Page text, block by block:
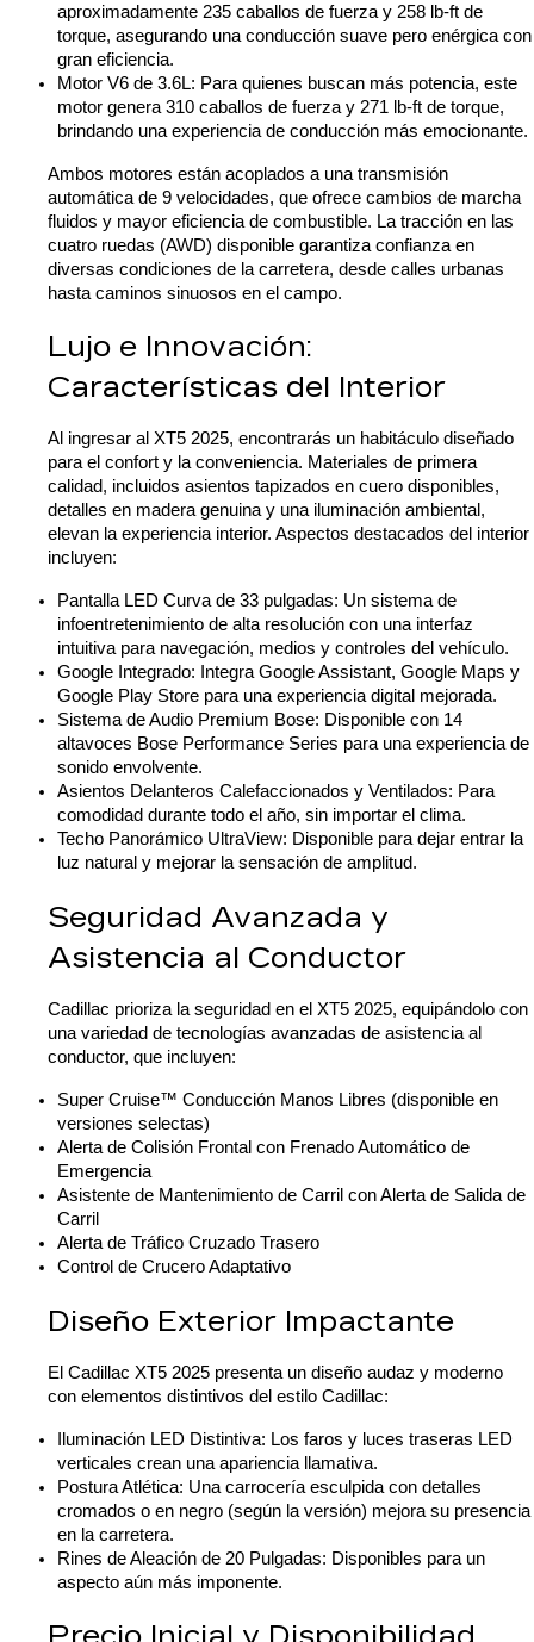
aproximadamente 235 caballos de fuerza y 258 lb-ft de
torque, asegurando una conducción suave pero enérgica con
gran eficiencia.
Motor V6 de 3.6L: Para quienes buscan más potencia, este
motor genera 310 caballos de fuerza y 271 lb-ft de torque,
brindando una experiencia de conducción más emocionante.
Ambos motores están acoplados a una transmisión
automática de 9 velocidades, que ofrece cambios de marcha
fluidos y mayor eficiencia de combustible. La tracción en las
cuatro ruedas (AWD) disponible garantiza confianza en
diversas condiciones de la carretera, desde calles urbanas
hasta caminos sinuosos en el campo.
Lujo e Innovación:
Características del Interior
Al ingresar al XT5 2025, encontrarás un habitáculo diseñado
para el confort y la conveniencia. Materiales de primera
calidad, incluidos asientos tapizados en cuero disponibles,
detalles en madera genuina y una iluminación ambiental,
elevan la experiencia interior. Aspectos destacados del interior
incluyen:
Pantalla LED Curva de 33 pulgadas: Un sistema de
infoentretenimiento de alta resolución con una interfaz
intuitiva para navegación, medios y controles del vehículo.
Google Integrado: Integra Google Assistant, Google Maps y
Google Play Store para una experiencia digital mejorada.
Sistema de Audio Premium Bose: Disponible con 14
altavoces Bose Performance Series para una experiencia de
sonido envolvente.
Asientos Delanteros Calefaccionados y Ventilados: Para
comodidad durante todo el año, sin importar el clima.
Techo Panorámico UltraView: Disponible para dejar entrar la
luz natural y mejorar la sensación de amplitud.
Seguridad Avanzada y
Asistencia al Conductor
Cadillac prioriza la seguridad en el XT5 2025, equipándolo con
una variedad de tecnologías avanzadas de asistencia al
conductor, que incluyen:
Super Cruise™ Conducción Manos Libres (disponible en
versiones selectas)
Alerta de Colisión Frontal con Frenado Automático de
Emergencia
Asistente de Mantenimiento de Carril con Alerta de Salida de
Carril
Alerta de Tráfico Cruzado Trasero
Control de Crucero Adaptativo
Diseño Exterior Impactante
El Cadillac XT5 2025 presenta un diseño audaz y moderno
con elementos distintivos del estilo Cadillac:
Iluminación LED Distintiva: Los faros y luces traseras LED
verticales crean una apariencia llamativa.
Postura Atlética: Una carrocería esculpida con detalles
cromados o en negro (según la versión) mejora su presencia
en la carretera.
Rines de Aleación de 20 Pulgadas: Disponibles para un
aspecto aún más imponente.